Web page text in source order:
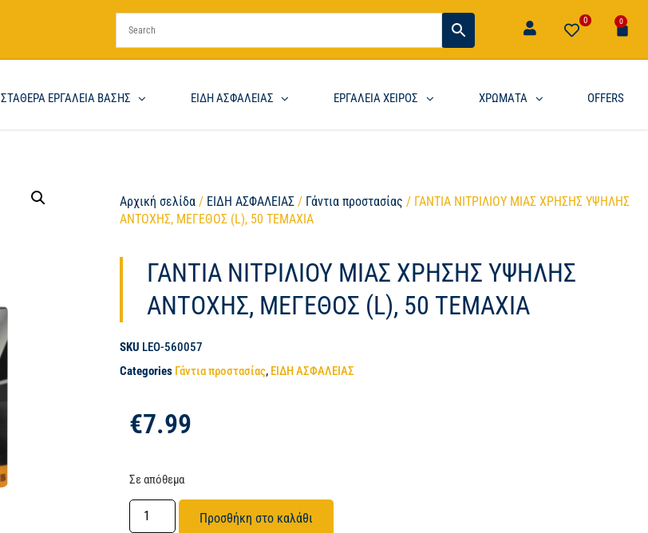
0 0
ΣΤΑΘΕΡΑ ΕΡΓΑΛΕΙΑ ΒΑΣΗΣ ΕΙΔΗ ΑΣΦΑΛΕΙΑΣ ΕΡΓΑΛΕΙΑ ΧΕΙΡΟΣ ΧΡΩΜΑΤΑ OFFERS
Αρχική σελίδα / ΕΙΔΗ ΑΣΦΑΛΕΙΑΣ / Γάντια προστασίας / ΓΑΝΤΙΑ ΝΙΤΡΙΛΙΟΥ ΜΙΑΣ ΧΡΗΣΗΣ ΥΨΗΛΗΣ
ΑΝΤΟΧΗΣ, ΜΕΓΕΘΟΣ (L), 50 ΤΕΜΑΧΙΑ
ΓΑΝΤΙΑ ΝΙΤΡΙΛΙΟΥ ΜΙΑΣ ΧΡΗΣΗΣ ΥΨΗΛΗΣ
ΑΝΤΟΧΗΣ, ΜΕΓΕΘΟΣ (L), 50 ΤΕΜΑΧΙΑ
SKU LEO-560057
Categories Γάντια προστασίας, ΕΙΔΗ ΑΣΦΑΛΕΙΑΣ
€7.99
Σε απόθεμα
Προσθήκη στο καλάθι